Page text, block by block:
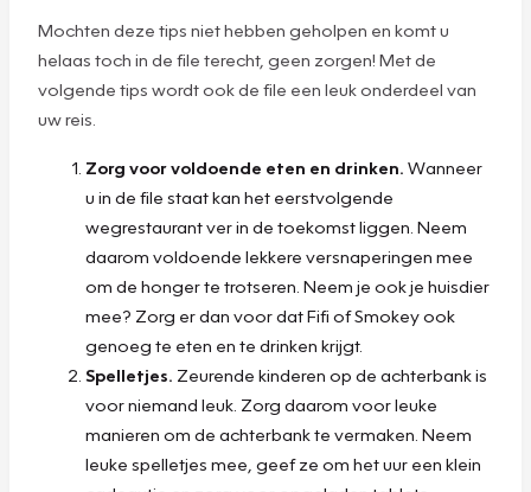
Mochten deze tips niet hebben geholpen en komt u
helaas toch in de file terecht, geen zorgen! Met de
volgende tips wordt ook de file een leuk onderdeel van
uw reis.
Zorg voor voldoende eten en drinken. Wanneer
u in de file staat kan het eerstvolgende
wegrestaurant ver in de toekomst liggen. Neem
daarom voldoende lekkere versnaperingen mee
om de honger te trotseren. Neem je ook je huisdier
mee? Zorg er dan voor dat Fifi of Smokey ook
genoeg te eten en te drinken krijgt.
Spelletjes. Zeurende kinderen op de achterbank is
voor niemand leuk. Zorg daarom voor leuke
manieren om de achterbank te vermaken. Neem
leuke spelletjes mee, geef ze om het uur een klein